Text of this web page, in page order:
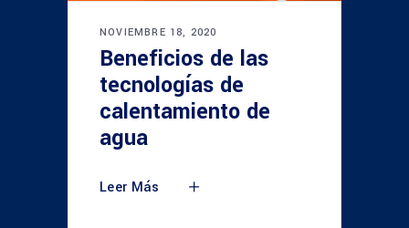
NOVIEMBRE 18, 2020
Beneficios de las
tecnologías de
calentamiento de
agua
Leer Más